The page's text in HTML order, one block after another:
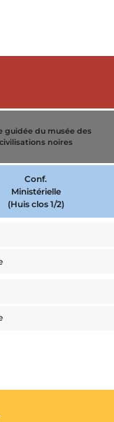
guidée du musée des
civilisations noires
Conf.
Ministérielle
(Huis clos 1/2)